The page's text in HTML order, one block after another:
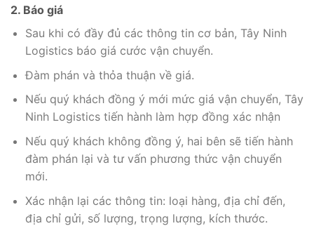
2. Báo giá
Sau khi có đầy đủ các thông tin cơ bản, Tây Ninh
Logistics báo giá cước vận chuyển.
Đàm phán và thỏa thuận về giá.
Nếu quý khách đồng ý mới mức giá vận chuyển, Tây
Ninh Logistics tiến hành làm hợp đồng xác nhận
Nếu quý khách không đồng ý, hai bên sẽ tiến hành
đàm phán lại và tư vấn phương thức vận chuyển
mới.
Xác nhận lại các thông tin: loại hàng, địa chỉ đến,
địa chỉ gửi, số lượng, trọng lượng, kích thước.